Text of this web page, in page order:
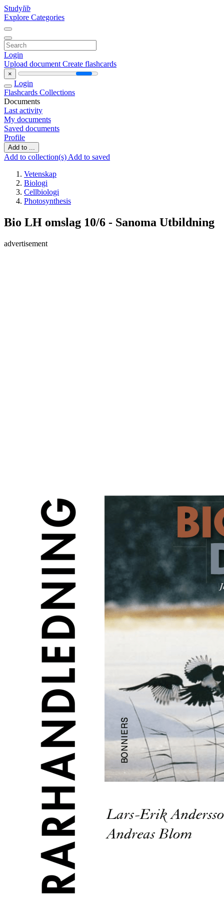
Studylib
Explore Categories
Login
Upload document Create flashcards
×
Login
Flashcards Collections
Documents
Last activity
My documents
Saved documents
Profile
Add to ...
Add to collection(s) Add to saved
Vetenskap
Biologi
Cellbiologi
Photosynthesis
Bio LH omslag 10/6 - Sanoma Utbildning
advertisement